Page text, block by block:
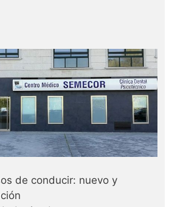
de conducir: nuevo y